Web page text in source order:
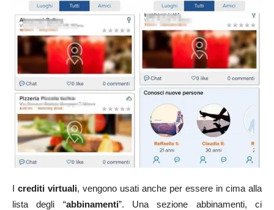
I crediti virtuali, vengono usati anche per essere in cima alla
lista degli “abbinamenti”. Una sezione abbinamenti, ci